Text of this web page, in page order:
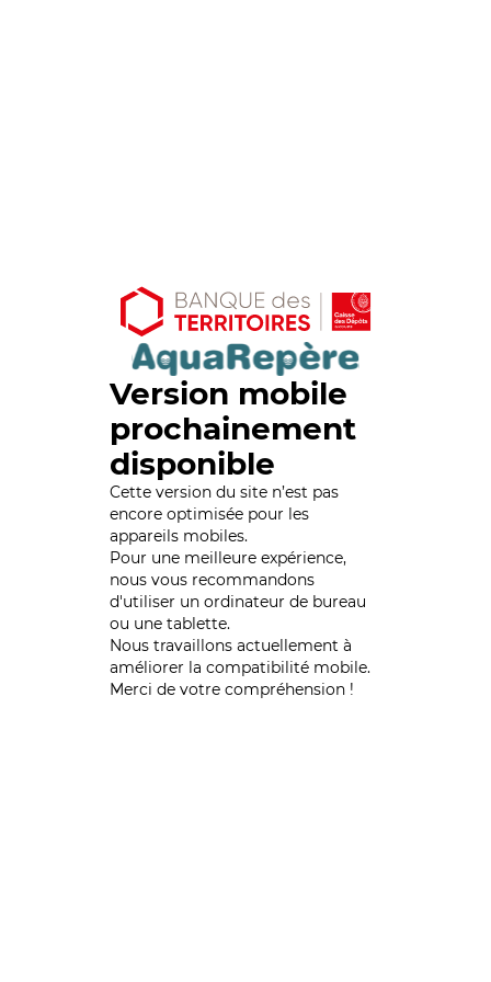
Version mobile
prochainement
disponible
Cette version du site n’est pas
encore optimisée pour les
appareils mobiles.
Pour une meilleure expérience,
nous vous recommandons
d'utiliser un ordinateur de bureau
ou une tablette.
Nous travaillons actuellement à
améliorer la compatibilité mobile.
Merci de votre compréhension !